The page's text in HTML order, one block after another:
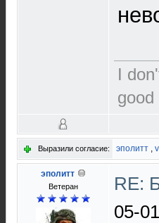
I
good
Выразили согласие: эполитт ,
эполитт
Ветеран
RE:
05-